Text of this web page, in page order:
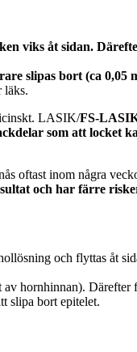
viks åt sidan.
slipas bort (ca
läks.
LASIK/FS-
som att locket
oftast inom några
och har färre
och flyttas åt
hornhinnan).
slipa bort epitelet.